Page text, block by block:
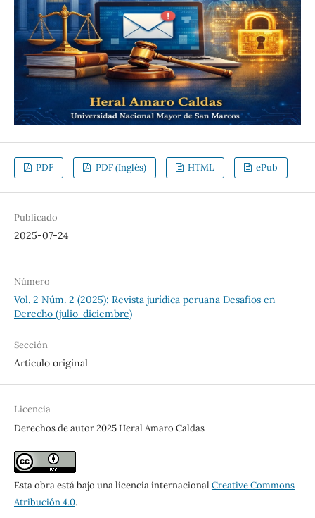
PDF PDF (Inglés) HTML ePub
Publicado
2025-07-24
Número
Vol. 2 Núm. 2 (2025): Revista jurídica peruana Desafíos en
Derecho (julio-diciembre)
Sección
Artículo original
Licencia
Derechos de autor 2025 Heral Amaro Caldas
Esta obra está bajo una licencia internacional Creative Commons
Atribución 4.0.